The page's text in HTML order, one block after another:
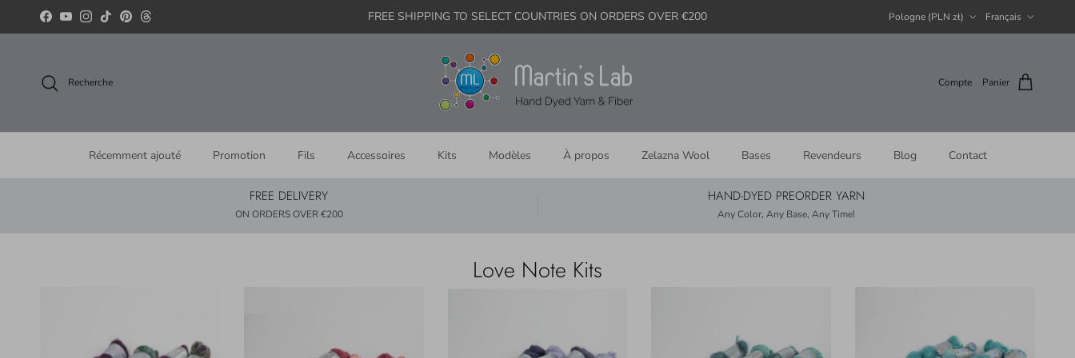
Aller au contenu
Facebook
YouTubeInstagram
TikTokPinterestThreads FREE SHIPPING TO SELECT COUNTRIES ON ORDERS OVER €200 Pologne (PLN zł) Français
Recherche Compte Panier
Récemment ajouté Promotion Fils Accessoires Kits Modèles À propos Zelazna Wool Bases Revendeurs Blog Contact
FREE DELIVERY
ON ORDERS OVER €200
HAND-DYED PREORDER YARN
Any Color, Any Base, Any Time!
Love Note Kits